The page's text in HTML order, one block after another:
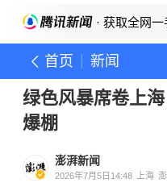
· 获取全网
首页 新闻
绿色风暴席卷上
爆棚
澎湃新闻
2026年7月5日14:48 上海